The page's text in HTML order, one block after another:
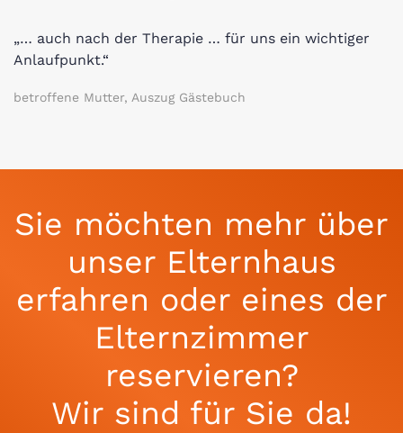
„… auch nach der Therapie … für uns ein wichtiger
Anlaufpunkt.“
betroffene Mutter, Auszug Gästebuch
Sie möchten mehr über
unser Elternhaus
erfahren oder eines der
Elternzimmer
reservieren?
Wir sind für Sie da!